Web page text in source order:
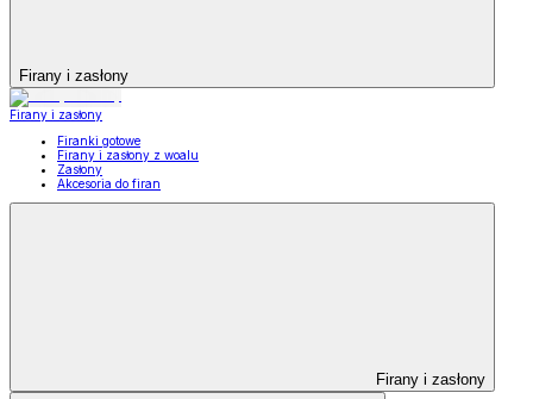
Firany i zasłony
Firany i zasłony
Firanki gotowe
Firany i zasłony z woalu
Zasłony
Akcesoria do firan
Firany i zasłony